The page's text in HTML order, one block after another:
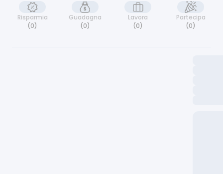
Risparmia
(0)
Guadagna
(0)
Lavora
(0)
Partecipa
(0)